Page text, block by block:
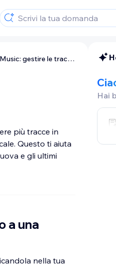
Wix Music: gestire le tracce
più tracce in
Questo ti aiuta
e gli ultimi
a una
nella tua
Hai